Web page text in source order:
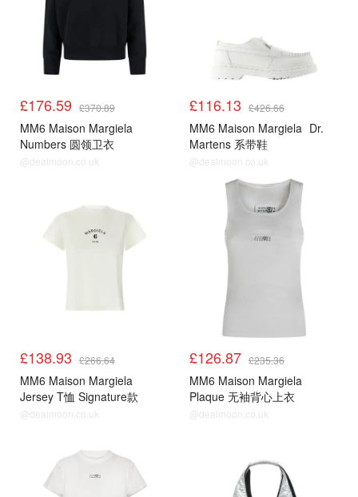
£176.59 £370.89
MM6 Maison Margiela
Numbers 圆领卫衣
@dealmoon.co.uk
£116.13 £426.66
MM6 Maison Margiela Dr.
Martens 系带鞋
@dealmoon.co.uk
£138.93 £266.64
MM6 Maison Margiela
Jersey T恤 Signature款
@dealmoon.co.uk
£126.87 £235.36
MM6 Maison Margiela
Plaque 无袖背心上衣
@dealmoon.co.uk